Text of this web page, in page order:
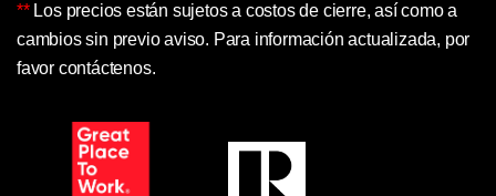
** Los precios están sujetos a costos de cierre, así como a
cambios sin previo aviso. Para información actualizada, por
favor contáctenos.